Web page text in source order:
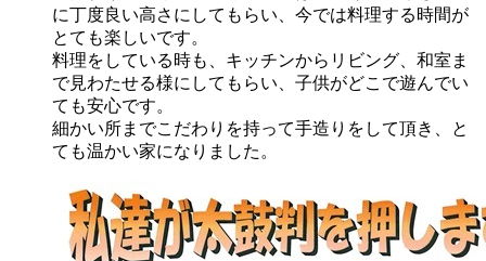
に丁度良い高さにしてもらい、今では料理する時間が
とても楽しいです。
料理をしている時も、キッチンからリビング、和室ま
で見わたせる様にしてもらい、子供がどこで遊んでい
ても安心です。
細かい所までこだわりを持って手造りをして頂き、と
ても温かい家になりました。